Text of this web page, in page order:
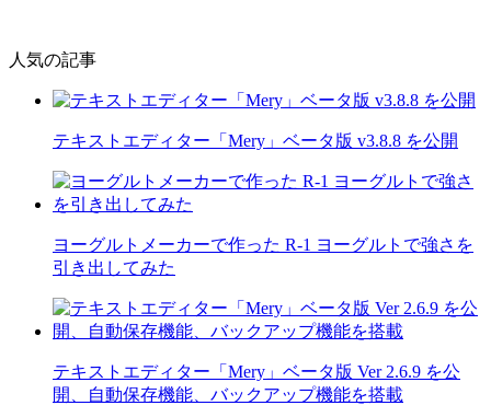
人気の記事
テキストエディター「Mery」ベータ版 v3.8.8 を公開
ヨーグルトメーカーで作った R-1 ヨーグルトで強さを
引き出してみた
テキストエディター「Mery」ベータ版 Ver 2.6.9 を公
開、自動保存機能、バックアップ機能を搭載